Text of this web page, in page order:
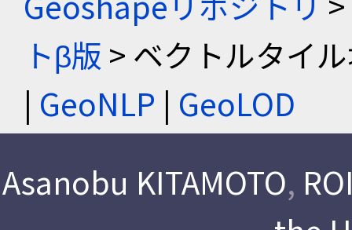
トβ版 > ベクトルタイ
| GeoNLP | GeoLOD
Asanobu KITAMOTO,